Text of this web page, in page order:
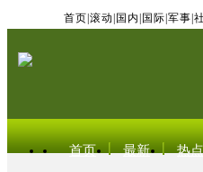
首页 滚动 国内 国际 军事
首页 最新 热点